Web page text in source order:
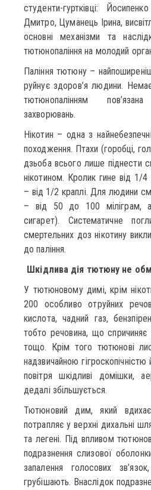
студенти-гуртківці:
Дмитро, Цуманець Ірина,
основні механізми та
тютюнопаління на молодий
Паління тютюну –
руйнує здоров’я людини.
тютюнопалінням
захворювань.
Нікотин – одна з
походження. Птахи (горобці,
дзьоба всього лише піднести
нікотином. Кролик гине від 1/4
– від 1/2 краплі. Для людини
– від 50 до 100 міліграм,
сигарет). Систематичне
смертельних доз нікотину
до паління.
Шкідлива дія тютюну не
У тютюновому димі, крім
200 особливо отруйних
кислота, чадний газ,
тобто речовина, що спричиняє
тощо. Крім того тютюнові
надзвичайною
повітря шкідливі домішки,
дедалі збільшується.
Тютюновий дим, який
потрапляє у верхні дихальні
та легені. Під впливом
подразнення слизової
запалення голосових
грубішають. Внаслідок